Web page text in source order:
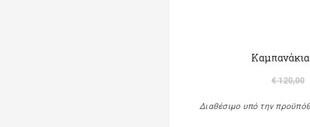
€ 120,00
Διαθέσιμο υπό την